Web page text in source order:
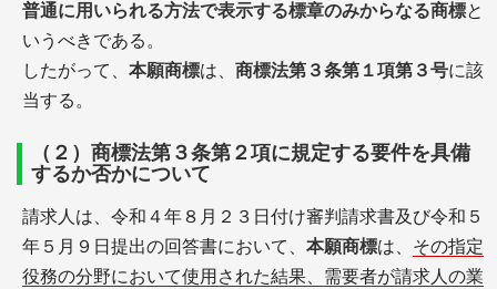
普通に用いられる方法で表示する標章のみからなる商標と
いうべきである。
したがって、 本願商標は、 商標法第３条第１項第３号に該
当する。
（２）商標法第３条第２項に規定する要件を具備
するか否かについて
請求人は、令和４年８月２３日付け審判請求書及び令和５
年５月９日提出の回答書において、 本願商標は、 その指定
役務の分野において使用された結果、需要者が請求人の業